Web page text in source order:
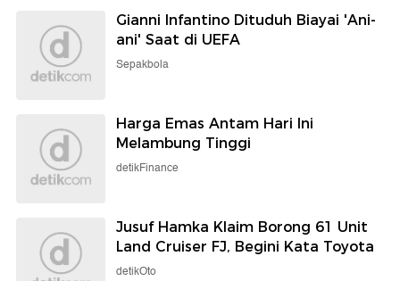
Gianni Infantino Dituduh Biayai 'Ani-
ani' Saat di UEFA
Sepakbola
Harga Emas Antam Hari Ini
Melambung Tinggi
detikFinance
Jusuf Hamka Klaim Borong 61 Unit
Land Cruiser FJ, Begini Kata Toyota
detikOto